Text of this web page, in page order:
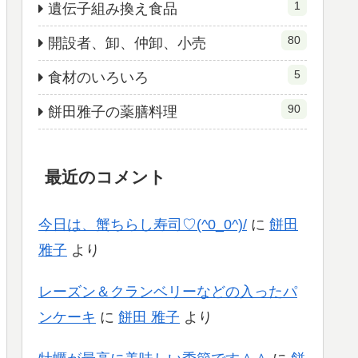
遺伝子組み換え食品 1
開設者、卸、仲卸、小売 80
食材のいろいろ 5
餅田雅子の薬膳料理 90
最近のコメント
今日は、蟹ちらし寿司♡(^0_0^)/ に 餅田
雅子 より
レーズン＆クランベリーなどの入ったパ
ンケーキ に 餅田 雅子 より